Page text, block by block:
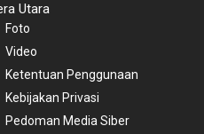
Utara
Foto
Video
Ketentuan Penggunaan
Kebijakan Privasi
Pedoman Media Siber